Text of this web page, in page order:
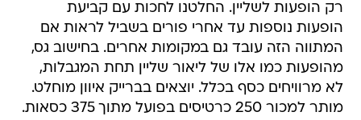
רק הופעות לשליין. החלטנו לחכות עם קביעת
הופעות נוספות עד אחרי פורים בשביל לראות אם
המתווה הזה עובד גם במקומות אחרים. בחישוב גס,
מהופעות כמו אלו של ליאור שליין תחת המגבלות,
לא מרוויחים כסף בכלל. יוצאים בברייק איוון מוחלט.
מותר למכור 250 כרטיסים בפועל מתוך 375 כסאות.